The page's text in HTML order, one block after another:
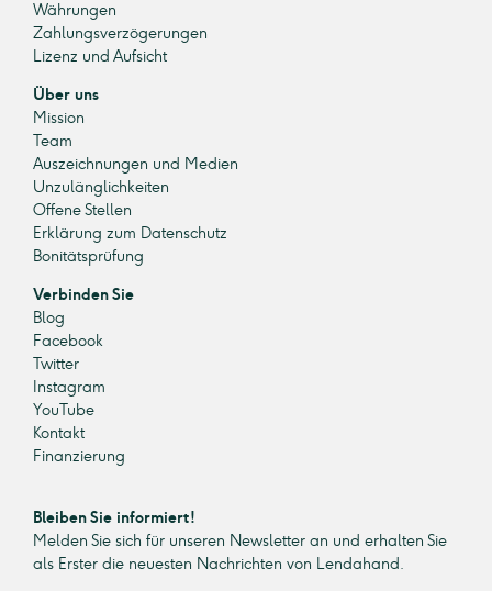
Währungen
Zahlungsverzögerungen
Lizenz und Aufsicht
Über uns
Mission
Team
Auszeichnungen und Medien
Unzulänglichkeiten
Offene Stellen
Erklärung zum Datenschutz
Bonitätsprüfung
Verbinden Sie
Blog
Facebook
Twitter
Instagram
YouTube
Kontakt
Finanzierung
Bleiben Sie informiert!
Melden Sie sich für unseren Newsletter an und erhalten Sie
als Erster die neuesten Nachrichten von Lendahand.